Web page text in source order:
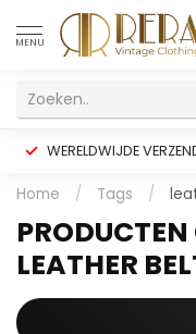
MENU
WERELDWIJDE
Home / Tags /
LEATHER